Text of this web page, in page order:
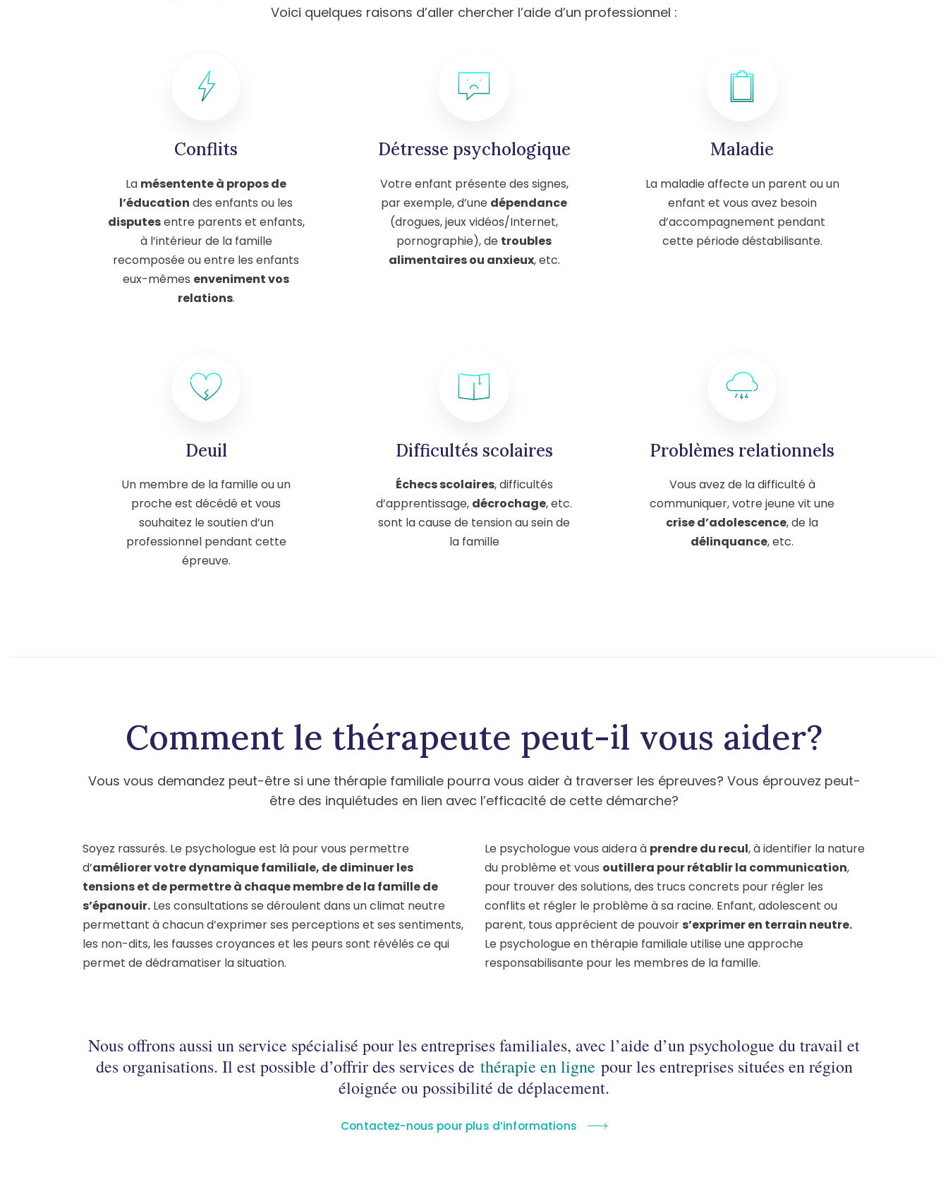
Voici quelques raisons d’aller chercher l’aide d’un professionnel :
Conflits
La mésentente à propos de
l’éducation des enfants ou les
disputesentre parents et enfants,
à l’intérieur de la famille
recomposée ou entre les enfants
eux-mêmes enveniment vos
relations.
Détresse psychologique
Votre enfant présente des signes,
par exemple, d’une dépendance
(drogues, jeux vidéos/Internet,
pornographie), de troubles
alimentaires ou anxieux, etc.
Maladie
La maladie affecte un parent ou un
enfant et vous avez besoin
d’accompagnement pendant
cette période déstabilisante.
Deuil
Un membre de la famille ou un
proche est décédé et vous
souhaitez le soutien d’un
professionnel pendant cette
épreuve.
Difficultés scolaires
Échecs scolaires, difficultés
d’apprentissage, décrochage, etc.
sont la cause de tension au sein de
la famille
Problèmes relationnels
Vous avez de la difficulté à
communiquer, votre jeune vit une
crise d’adolescence, de la
délinquance, etc.
Comment le thérapeute peut-il vous aider?
Vous vous demandez peut-être si une thérapie familiale pourra vous aider à traverser les épreuves? Vous éprouvez peut-
être des inquiétudes en lien avec l’efficacité de cette démarche?
Soyez rassurés. Le psychologue est là pour vous permettre
d’améliorer votre dynamique familiale, de diminuer les
tensions et de permettre à chaque membre de la famille de
s’épanouir. Les consultations se déroulent dans un climat neutre
permettant à chacun d’exprimer ses perceptions et ses sentiments,
les non-dits, les fausses croyances et les peurs sont révélés ce qui
permet de dédramatiser la situation.
Le psychologue vous aidera à prendre du recul, à identifier la nature
du problème et vous outillera pour rétablir la communication,
pour trouver des solutions, des trucs concrets pour régler les
conflits et régler le problème à sa racine. Enfant, adolescent ou
parent, tous apprécient de pouvoir s’exprimer en terrain neutre.
Le psychologue en thérapie familiale utilise une approche
responsabilisante pour les membres de la famille.
Nous offrons aussi un service spécialisé pour les entreprises familiales, avec l’aide d’un psychologue du travail et
des organisations. Il est possible d’offrir des services de thérapie en ligne pour les entreprises situées en région
éloignée ou possibilité de déplacement.
Contactez-nous pour plus d’informations